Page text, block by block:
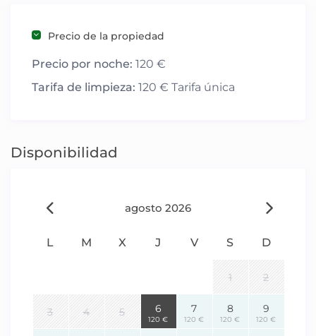
Precio de la propiedad
Precio por noche: 120 €
Tarifa de limpieza: 120 € Tarifa única
Disponibilidad
agosto 2026
L M X J V S D
1 2
3 4 5 6
120 €
7
120 €
8
120 €
9
120 €